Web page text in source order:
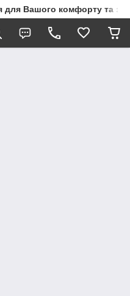
для Вашого комфорту та